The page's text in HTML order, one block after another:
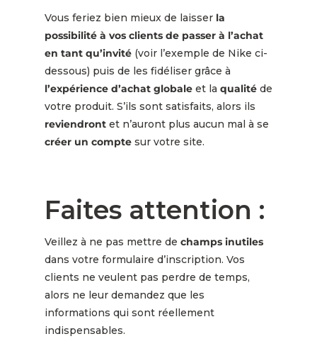
Vous feriez bien mieux de laisserla
possibilité à vos clients de passer à l’achat
en tant qu’invité(voir l’exemple de Nike ci-
dessous) puis de les fidéliser grâce à
l’expérience d’achat globaleet la qualitéde
votre produit. S’ils sont satisfaits, alors ils
reviendrontet n’auront plus aucun mal à se
créer un compte sur votre site.
Faites attention :
Veillez à ne pas mettre de champs inutiles
dans votre formulaire d’inscription. Vos
clients ne veulent pas perdre de temps,
alors ne leur demandez que les
informations qui sont réellement
indispensables.